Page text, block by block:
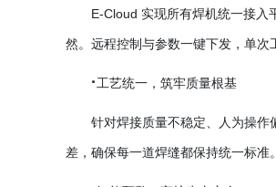
E-Cloud 实现所有焊机统一接入
然。远程控制与参数一键下发，单次
·工艺统一，筑牢质量根基
针对焊接质量不稳定、人为操作
差，确保每一道焊缝都保持统一标准